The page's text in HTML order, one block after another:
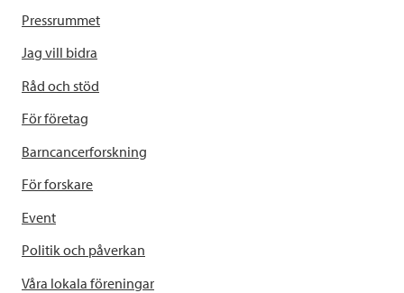
Pressrummet
Jag vill bidra
Råd och stöd
För företag
Barncancerforskning
För forskare
Event
Politik och påverkan
Våra lokala föreningar